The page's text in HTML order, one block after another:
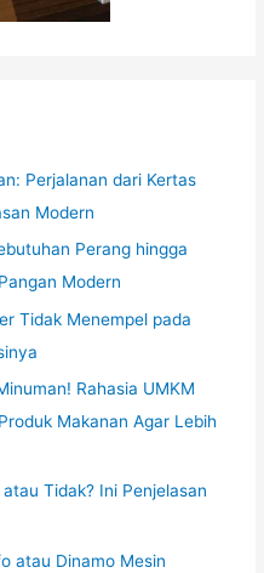
Perjalanan dari Kertas
Modern
Perang hingga
Modern
Tidak Menempel pada
Rahasia UMKM
Makanan Agar Lebih
Tidak? Ini Penjelasan
atau Dinamo Mesin